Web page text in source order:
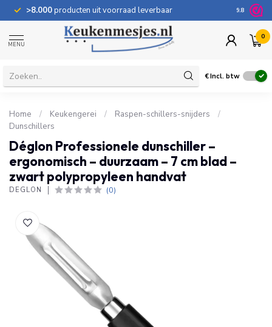
>8.000producten uit voorraad leverbaar 100
9.8
MENU
0
€Incl. btw
Home / Keukengerei / Raspen-schillers-snijders
/
Dunschillers
Déglon Professionele dunschiller –
ergonomisch – duurzaam – 7 cm blad –
zwart polypropyleen handvat
DÉGLON (0)